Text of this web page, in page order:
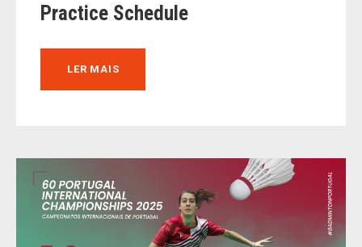
Practice Schedule
LER MAIS